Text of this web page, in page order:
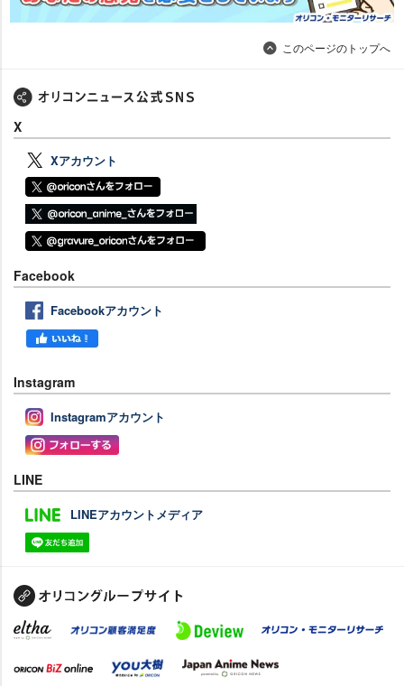
このページのトップへ
X
Xアカウント
Facebook
Facebookアカウント
Instagram
Instagramアカウント
LINE
LINEアカウントメディア